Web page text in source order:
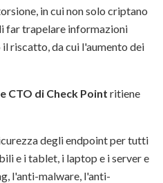
in cui non solo criptano
far trapelare informazioni
riscatto, da cui l'aumento dei
CTO di Check Point ritiene
degli endpoint per tutti
e i tablet, i laptop e i server e
l'anti-malware, l'anti-